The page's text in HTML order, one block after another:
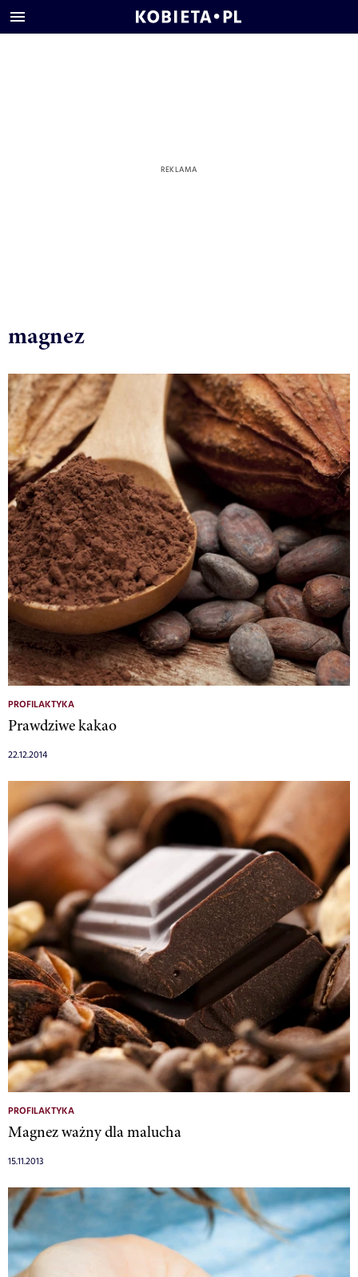
magnez
PROFILAKTYKA
Prawdziwe kakao
22.12.2014
PROFILAKTYKA
Magnez ważny dla malucha
15.11.2013